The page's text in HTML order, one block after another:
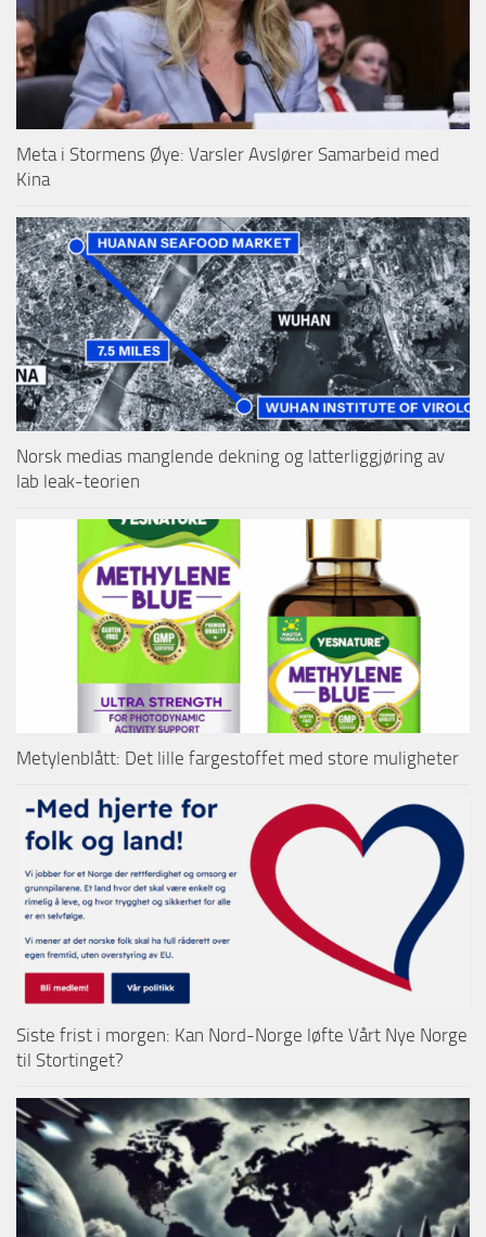
Meta i Stormens Øye: Varsler Avslører Samarbeid med
Kina
Norsk medias manglende dekning og latterliggjøring av
lab leak-teorien
Metylenblått: Det lille fargestoffet med store muligheter
Siste frist i morgen: Kan Nord-Norge løfte Vårt Nye Norge
til Stortinget?